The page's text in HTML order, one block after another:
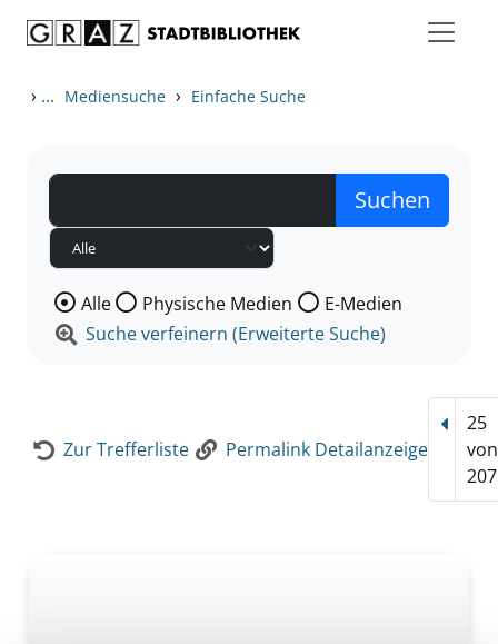
› ... Mediensuche › Einfache Suche
Wählen Sie die Medienart nach der Sie suchen wollen.
Alle Physische Medien
E-Medien
Suche verfeinern (Erweiterte Suche)
Zur Trefferliste Permalink Detailanzeige
25
von
207